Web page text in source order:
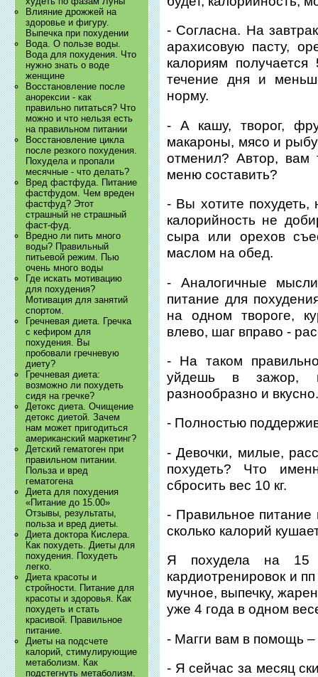
Влияние дрожжей на
здоровье и фигуру.
Выпечка при похудении
Вода. О пользе воды.
Вода для похудения. Что
нужно знать о воде
женщине
Восстановление после
анорексии - как
правильно питаться? Что
можно и что нельзя есть
на правильном питании
Восстановление цикла
после резкого похудения.
Похудела и пропали
месячные - что делать?
Вред фастфуда. Питание
фастфудом. Чем вреден
фастфуд? Этот
страшный не страшный
фаст-фуд.
Вредно ли пить много
воды? Правильный
питьевой режим. Пью
очень много воды
Где искать мотивацию
для похудения?
Мотивация для занятий
спортом.
Гречневая диета. Гречка
с кефиром для
похудения. Вы
пробовали гречневую
диету?
Гречневая диета:
возможно ли похудеть
сидя на гречке?
Детокс диета. Очищение
детокс диетой. Зачем
нам может пригодиться
американский маркетинг?
Детский гематоген при
правильном питании.
Польза и вред
гематогена
Диета для похудения
«Питание до 15.00»
Отзывы, результаты,
польза и вред диеты.
Диета доктора Кислера.
Как похудеть. Диеты для
похудения. Похудеть
легко.
Диета красоты и
стройности. Питание для
красоты и здоровья. Как
похудеть и стать
красивой. Правильное
питание.
Диеты на подсчете
калорий, стимулирующие
метаболизм. Как
подстегнуть метаболизм.
- Согласна. На
арахисовую пасту,
калориям
течение дня и
норму.
- А кашу, творог,
макароны, мясо и
отменил? Автор,
меню составить?
- Вы хотите
калорийность не
сыра или орехов
маслом на обед.
- Аналогичные
питание для
на одном твороге,
влево, шаг вправо -
- На таком
уйдешь в зажор,
разнообразно и
- Полностью
- Девочки, милые,
похудеть? Что
сбросить вес 10 кг.
- Правильное питание
сколько калорий
Я похудела на 15
кардиотренировок и
мучное, выпечку,
уже 4 года в одном
- Магги вам в помощь –
- Я сейчас за месяц